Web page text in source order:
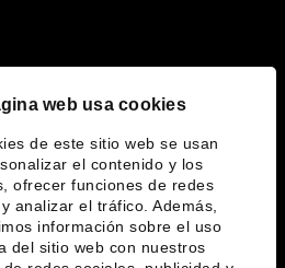
web usa cookies
de este sitio web se usan
el contenido y los
ofrecer funciones de redes
analizar el tráfico. Además,
información sobre el uso
del sitio web con nuestros